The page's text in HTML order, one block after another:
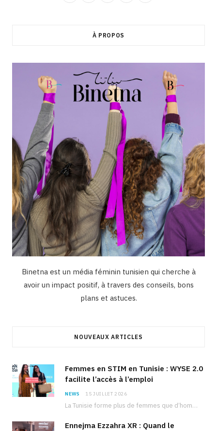
b
o
a
u
b
e
e
d
I
o
À PROPOS
Binetna est un média féminin tunisien qui cherche à
avoir un impact positif, à travers des conseils, bons
plans et astuces.
NOUVEAUX ARTICLES
Femmes en STIM en Tunisie : WYSE 2.0
facilite l’accès à l’emploi
NEWS 15 JUILLET 2026
La Tunisie forme plus de femmes que d’hommes dans les filières scientifiques. Pourtant, pour beaucoup…
Ennejma Ezzahra XR : Quand le